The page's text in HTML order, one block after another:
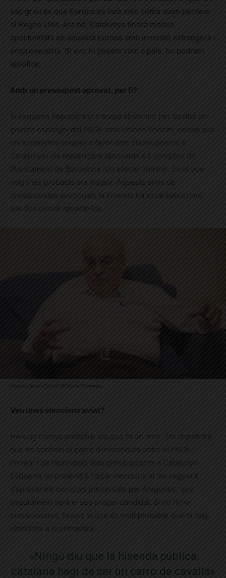
sap greu és que Europa es farà més petita quan perdem
el Regne Unit. Ara bé, Catalunya tindrà moltes
oportunitats en aquesta Europa amb inversió estrangera i
emprenedoria. Si ens hi posem com a país, ho podrem
aprofitar.
Amb un pressupost aprovat, per fi?
Si Esquerra Republicana s’acaba abstenint per facilitar un
govern espanyol del PSOE amb Unides Podem, penso que
els socialistes votaran a favor dels pressupostos a
Catalunya i els republicans aprovaran els comptes de
l’Ajuntament de Barcelona. Un efecte dòmino. És el que
veig més probable ara mateix. Aquests anys de
pressupostos prorrogats la inversió ha estat baixíssima,
així que convé aprovar-los.
Andreu Mas-Colell ©Núria Torrents
Veu unes eleccions aviat?
Ho veig menys probable ara que fa un mes. Tot dependrà
que es confirmi el pacte d’investidura entre el PSOE i
Podem i de l’aprovació dels pressupostos a Catalunya.
Esquerra no pretendrà forçar eleccions el dia següent
d’aprovar els comptes presentats per Aragonès, que
segurament serà el seu proper candidat. Si no hi ha
pressupostos, llavors sí que és molt probable que hi hagi
eleccions a la primavera.
«Ningú diu que la hisenda pública
catalana hagi de ser un carro de cavalls»